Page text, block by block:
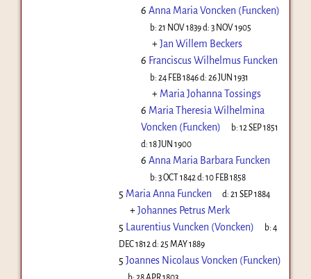
6 Anna Maria Voncken (Funcken)
b:21 NOV 1839d:3 NOV 1905
+Jan Willem Beckers
6 Franciscus Wilhelmus Funcken
b:24 FEB 1846d:26 JUN 1931
+ Maria Johanna Tossings
6 Maria Theresia Wilhelmina
Voncken (Funcken)
b:12 SEP 1851
d: 18 JUN 1900
6 Anna Maria Barbara Funcken
b:3 OCT 1842 d:10 FEB 1858
5 Maria Anna Funcken d:21 SEP 1884
+Johannes Petrus Merk
5 Laurentius Vuncken (Voncken) b:4
DEC 1812 d: 25 MAY 1889
5 Joannes Nicolaus Voncken (Funcken)